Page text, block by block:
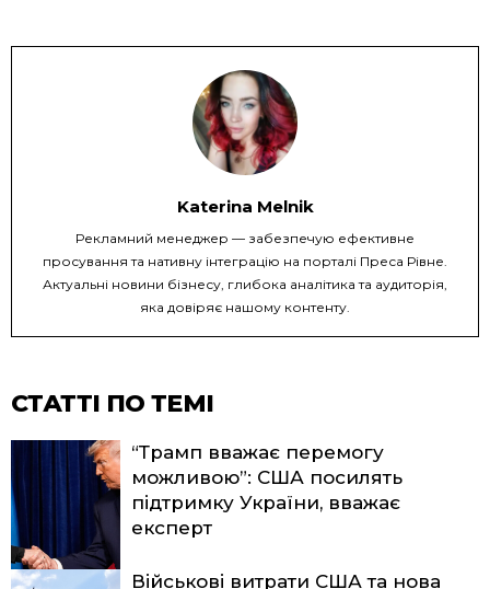
Katerina Melnik
Рекламний менеджер — забезпечую ефективне
просування та нативну інтеграцію на порталі Преса Рівне.
Актуальні новини бізнесу, глибока аналітика та аудиторія,
яка довіряє нашому контенту.
СТАТТІ ПО ТЕМІ
“Трамп вважає перемогу
можливою”: США посилять
підтримку України, вважає
експерт
Військові витрати США та нова